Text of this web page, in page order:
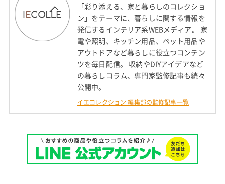
「彩り添える、家と暮らしのコレクショ
ン」をテーマに、暮らしに関する情報を
発信するインテリア系WEBメディア。 家
電や照明、キッチン用品、ペット用品や
アウトドアなど暮らしに役立つコンテン
ツを毎日配信。 収納やDIYアイデアなど
の暮らしコラム、専門家監修記事も続々
公開中。
イエコレクション 編集部の監修記事一覧